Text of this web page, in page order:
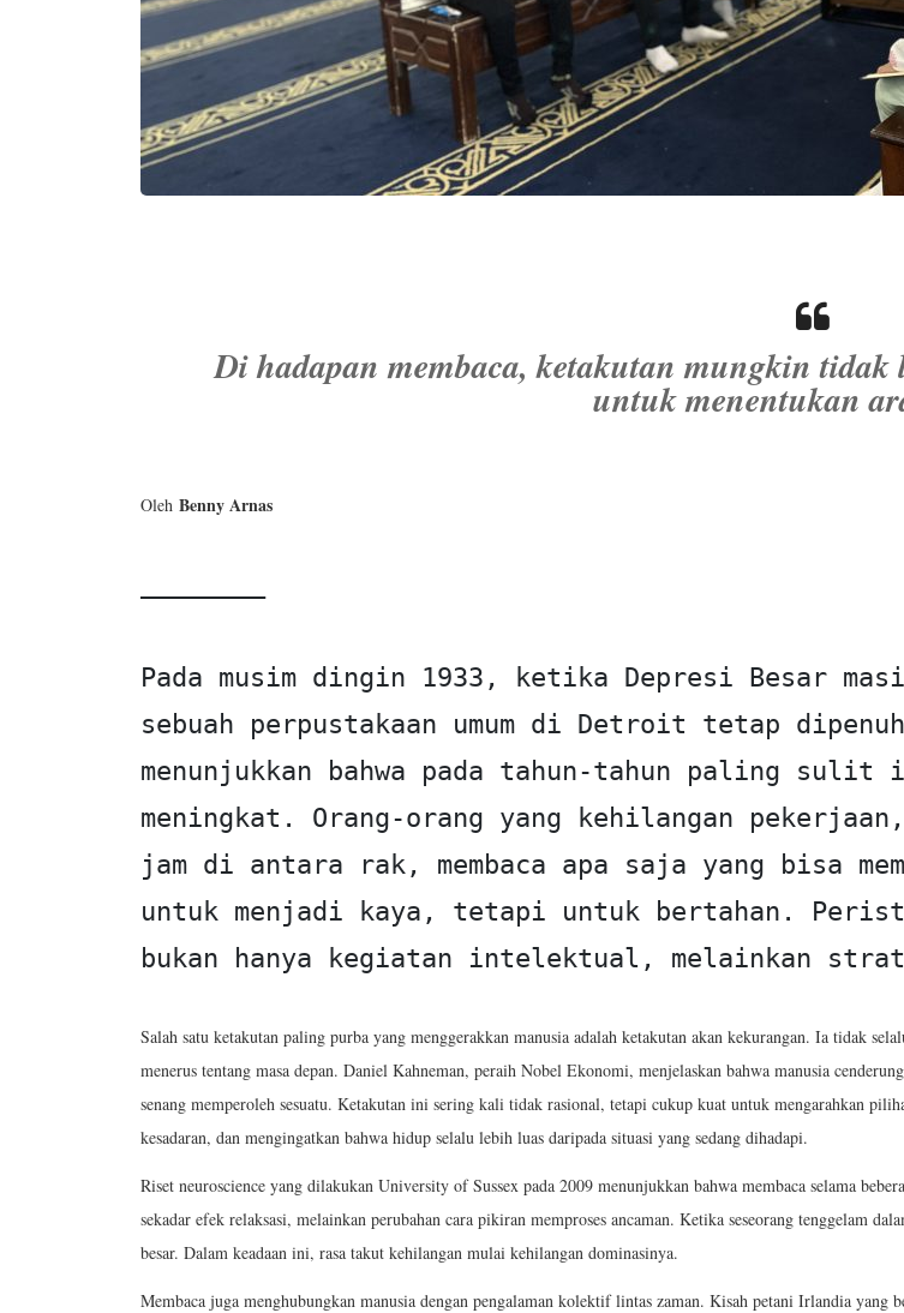
Di hadapan membaca, ketakutan mungkin
untuk menentukan
Oleh Benny Arnas
Pada musim dingin 1933, ketika Depresi Besar
sebuah perpustakaan umum di Detroit tetap
menunjukkan bahwa pada tahun-tahun paling
meningkat. Orang-orang yang kehilangan
jam di antara rak, membaca apa saja yang bisa
untuk menjadi kaya, tetapi untuk bertahan.
bukan hanya kegiatan intelektual, melainkan
Salah satu ketakutan paling purba yang menggerakkan manusia adalah ketakutan akan kekurangan. Ia tidak
menerus tentang masa depan. Daniel Kahneman, peraih Nobel Ekonomi, menjelaskan bahwa manusia
senang memperoleh sesuatu. Ketakutan ini sering kali tidak rasional, tetapi cukup kuat untuk mengarahkan
kesadaran, dan mengingatkan bahwa hidup selalu lebih luas daripada situasi yang sedang dihadapi.
Riset neuroscience yang dilakukan University of Sussex pada 2009 menunjukkan bahwa membaca selama
sekadar efek relaksasi, melainkan perubahan cara pikiran memproses ancaman. Ketika seseorang tenggelam
besar. Dalam keadaan ini, rasa takut kehilangan mulai kehilangan dominasinya.
Membaca juga menghubungkan manusia dengan pengalaman kolektif lintas zaman. Kisah petani Irlandia